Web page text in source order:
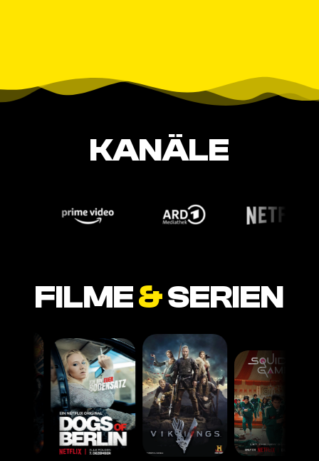
KANÄLE
FILME&SERIEN